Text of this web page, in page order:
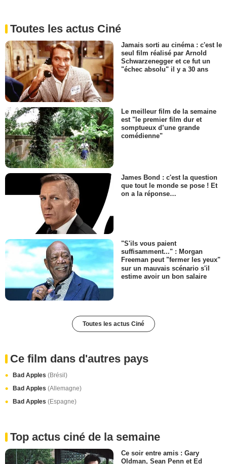
Toutes les actus Ciné
Jamais sorti au cinéma : c'est le
seul film réalisé par Arnold
Schwarzenegger et ce fut un
"échec absolu" il y a 30 ans
Le meilleur film de la semaine
est "le premier film dur et
somptueux d’une grande
comédienne"
James Bond : c'est la question
que tout le monde se pose ! Et
on a la réponse…
"S'ils vous paient
suffisamment..." : Morgan
Freeman peut "fermer les yeux"
sur un mauvais scénario s'il
estime avoir un bon salaire
Toutes les actus Ciné
Ce film dans d'autres pays
Bad Apples (Brésil)
Bad Apples (Allemagne)
Bad Apples (Espagne)
Top actus ciné de la semaine
Ce soir entre amis : Gary
Oldman, Sean Penn et Ed